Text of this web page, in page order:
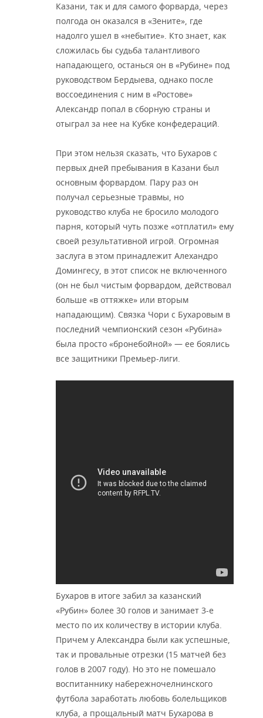
Казани, так и для самого форварда, через
полгода он оказался в «Зените», где
надолго ушел в «небытие». Кто знает, как
сложилась бы судьба талантливого
нападающего, останься он в «Рубине» под
руководством Бердыева, однако после
воссоединения с ним в «Ростове»
Александр попал в сборную страны и
отыграл за нее на Кубке конфедераций.
При этом нельзя сказать, что Бухаров с
первых дней пребывания в Казани был
основным форвардом. Пару раз он
получал серьезные травмы, но
руководство клуба не бросило молодого
парня, который чуть позже «отплатил» ему
своей результативной игрой. Огромная
заслуга в этом принадлежит Алехандро
Домингесу, в этот список не включенного
(он не был чистым форвардом, действовал
больше «в оттяжке» или вторым
нападающим). Связка Чори с Бухаровым в
последний чемпионский сезон «Рубина»
была просто «бронебойной» — ее боялись
все защитники Премьер-лиги.
Бухаров в итоге забил за казанский
«Рубин» более 30 голов и занимает 3-е
место по их количеству в истории клуба.
Причем у Александра были как успешные,
так и провальные отрезки (15 матчей без
голов в 2007 году). Но это не помешало
воспитаннику набережночелнинского
футбола заработать любовь болельщиков
клуба, а прощальный матч Бухарова в